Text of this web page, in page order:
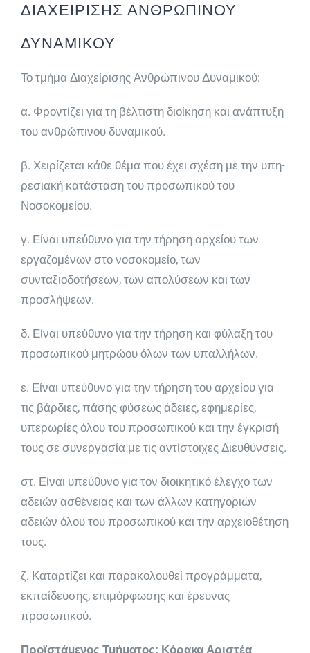
ΔΙΑΧΕΙΡΙΣΗΣ ΑΝΘΡΩΠΙΝΟΥ
ΔΥΝΑΜΙΚΟΥ
Το τμήμα Διαχείρισης Ανθρώπινου Δυναμικού:
α. Φροντίζει για τη βέλτιστη διοίκηση και ανάπτυξη
του ανθρώπινου δυναμικού.
β. Χειρίζεται κάθε θέμα που έχει σχέση με την υπη­
ρεσιακή κατάσταση του προσωπικού του
Νοσοκομείου.
γ. Είναι υπεύθυνο για την τήρηση αρχείου των
εργα­ζομένων στο νοσοκομείο, των
συνταξιοδοτήσεων, των απολύσεων και των
προσλήψεων.
δ. Είναι υπεύθυνο για την τήρηση και φύλαξη του
προσωπικού μητρώου όλων των υπαλλήλων.
ε. Είναι υπεύθυνο για την τήρηση του αρχείου για
τις βάρδιες, πάσης φύσεως άδειες, εφημερίες,
υπερωρίες όλου του προσωπικού και την έγκρισή
τους σε συνερ­γασία με τις αντίστοιχες Διευθύνσεις.
στ. Είναι υπεύθυνο για τον διοικητικό έλεγχο των
αδειών ασθένειας και των άλλων κατηγοριών
αδειών όλου του προσωπικού και την αρχειοθέτηση
τους.
ζ. Κα­ταρτίζει και παρακολουθεί προγράμματα,
εκπαίδευσης, επιμόρφωσης και έρευνας
προσωπικού.
Προϊστάμενος Τμήματος: Κόρακα Αριστέα